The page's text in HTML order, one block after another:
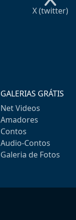
X (twitter)
GALERIAS GRÁTIS
Net Videos
Amadores
Contos
Audio-Contos
Galeria de Fotos